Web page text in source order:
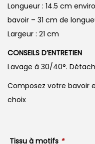
Longueur : 14.5 cm
bavoir – 31 cm de
Largeur : 21 cm
CONSEILS D’ENTRETIEN
Lavage à 30/40°.
Composez votre bavoir
choix
Tissu à motifs *